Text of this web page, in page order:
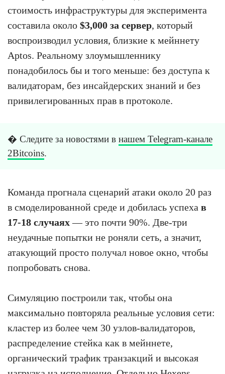
стоимость инфраструктуры для эксперимента
составила около $3,000 за сервер, который
воспроизводил условия, близкие к мейннету
Aptos. Реальному злоумышленнику
понадобилось бы и того меньше: без доступа к
валидаторам, без инсайдерских знаний и без
привилегированных прав в протоколе.
� Следите за новостями в нашем Telegram-канале
2Bitcoins.
Команда прогнала сценарий атаки около 20 раз
в смоделированной среде и добилась успеха в
17-18 случаях— это почти 90%. Две-три
неудачные попытки не роняли сеть, а значит,
атакующий просто получал новое окно, чтобы
попробовать снова.
Симуляцию построили так, чтобы она
максимально повторяла реальные условия сети:
кластер из более чем 30 узлов-валидаторов,
распределение стейка как в мейннете,
органический трафик транзакций и высокая